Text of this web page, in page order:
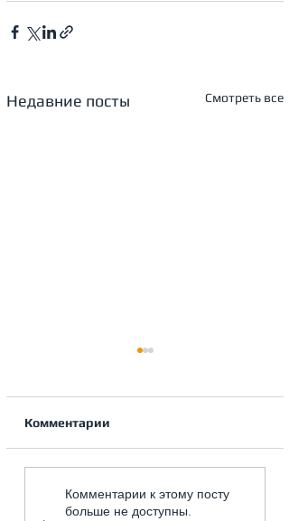
Недавние посты Смотреть все
Инверторная сплит-
система+бризер.
Комментарии
Комментарии к этому посту
больше не доступны.